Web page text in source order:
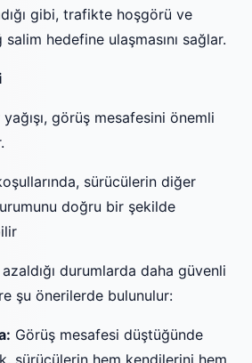
gibi, trafikte hoşgörü ve
salim hedefine ulaşmasını sağlar.
görüş mesafesini önemli
sürücülerin diğer
doğru bir şekilde
durumlarda daha güvenli
şu önerilerde bulunulur:
Görüş mesafesi düştüğünde
sürücülerin hem kendilerini hem